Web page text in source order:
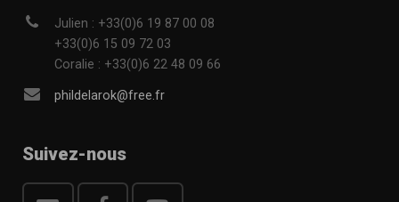
Julien : +33(0)6 19 87 00 08
+33(0)6 15 09 72 03
Coralie : +33(0)6 22 48 09 66
phildelarok@free.fr
Suivez-nous